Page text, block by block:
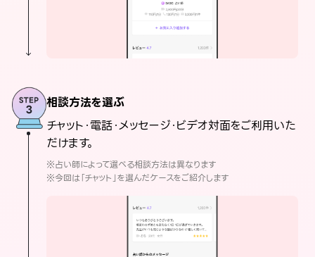
相談方法を選ぶ
チャット・電話・メッセージ・ビデオ対面をご利用いた
だけます。
※占い師によって選べる相談方法は異なります
※今回は「チャット」を選んだケースをご紹介します